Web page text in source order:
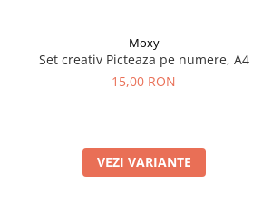
Moxy
Set creativ Picteaza pe numere, A4
15,00 RON
VEZI VARIANTE